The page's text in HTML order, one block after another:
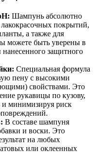
Шампунь абсолютно
покрытий,
а также для
можете быть уверены в
нанесенного защитного
Специальная формула
пену с высокими
свойствами. Это
рукавицы по кузову,
и минимизируя риск
В составе шампуня
и воски. Это
на любых
или оклеенных